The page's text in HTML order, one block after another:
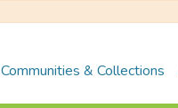
Communities & Collections